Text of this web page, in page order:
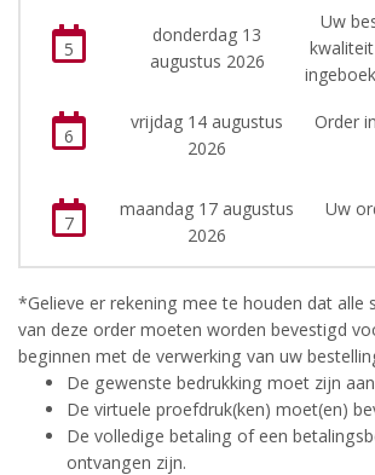
5
donderdag 13
augustus 2026
Uw
6
vrijdag 14 augustus
2026
Order
7
maandag 17 augustus
2026
Uw
*Gelieve er rekening mee te houden dat alle
van deze order moeten worden bevestigd
beginnen met de verwerking van uw
De gewenste bedrukking moet zijn
De virtuele proefdruk(ken) moet(en)
De volledige betaling of een
ontvangen zijn.